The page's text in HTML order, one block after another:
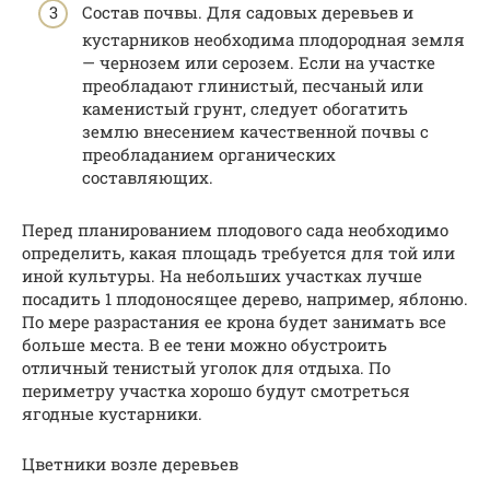
Состав почвы. Для садовых деревьев и
кустарников необходима плодородная земля
— чернозем или серозем. Если на участке
преобладают глинистый, песчаный или
каменистый грунт, следует обогатить
землю внесением качественной почвы с
преобладанием органических
составляющих.
Перед планированием плодового сада необходимо
определить, какая площадь требуется для той или
иной культуры. На небольших участках лучше
посадить 1 плодоносящее дерево, например, яблоню.
По мере разрастания ее крона будет занимать все
больше места. В ее тени можно обустроить
отличный тенистый уголок для отдыха. По
периметру участка хорошо будут смотреться
ягодные кустарники.
Цветники возле деревьев